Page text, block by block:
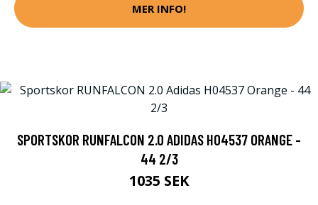
MER INFO!
SPORTSKOR RUNFALCON 2.0 ADIDAS H04537 ORANGE -
44 2/3
1035 SEK